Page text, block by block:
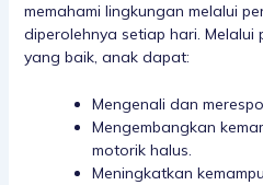
memahami lingkungan melalui
diperolehnya setiap hari. Melalui
yang baik, anak dapat:
Mengenali dan
Mengembangkan
motorik halus.
Meningkatkan